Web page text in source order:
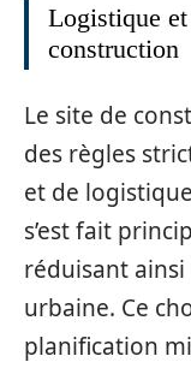
Logistique
construction
Le site de
des règles
et de
s’est fait
réduisant ainsi
urbaine. Ce
planification